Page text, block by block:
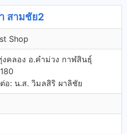
สามชัย2
Shop
งคลอง อ.คำม่วง กาฬสินธุ์
อ: น.ส. วิมลสิริ ผาลิชัย